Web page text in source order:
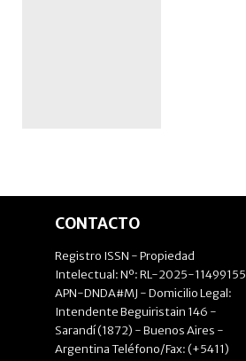
CONTACTO
Registro ISSN - Propiedad
Intelectual: Nº: RL-2025-
APN-DNDA#MJ - Domicilio Legal:
Intendente Beguiristain 146 -
Sarandí (1872) - Buenos Aires -
Argentina Teléfono/Fax: (+5411)